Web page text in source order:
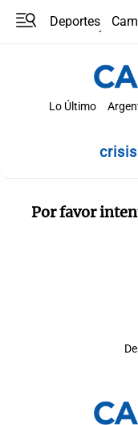
Deportes
Lo Último
Por favor